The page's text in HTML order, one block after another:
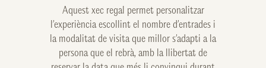
Aquest xec regal permet personalitzar
l’experiència escollint el nombre d’entrades i
la modalitat de visita que millor s’adapti a la
persona que el rebrà, amb la llibertat de